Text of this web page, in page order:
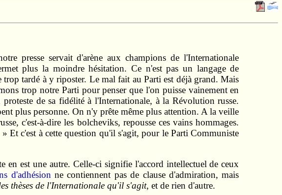
presse servait d'arène aux champions de l'Internationale
plus la moindre hésitation. Ce n'est pas un langage de
tardé à y riposter. Le mal fait au Parti est déjà grand. Mais
trop notre Parti pour penser que l'on puisse vainement en
de sa fidélité à l'Internationale, à la Révolution russe.
plus personne. On n'y prête même plus attention. A la veille
c'est-à-dire les bolcheviks, repousse ces vains hommages.
Et c'est à cette question qu'il s'agit, pour le Parti Communiste
en est une autre. Celle-ci signifie l'accord intellectuel de ceux
d'adhésion ne contiennent pas de clause d'admiration, mais
thèses de l'Internationale qu'il s'agit, et de rien d'autre.